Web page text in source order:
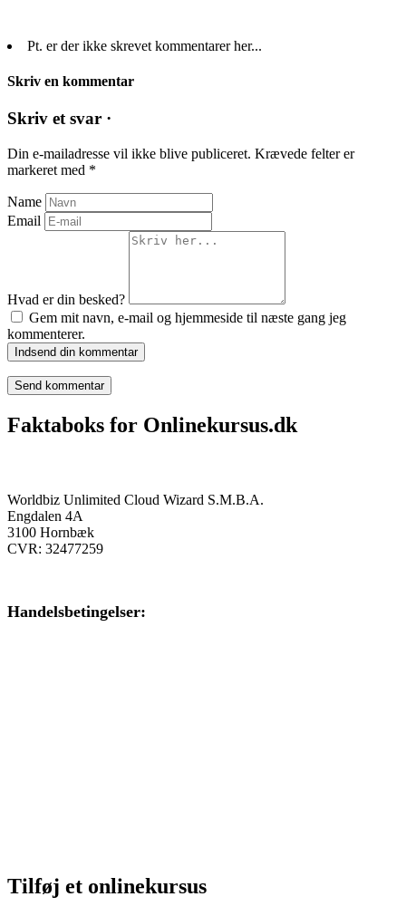
Pt. er der ikke skrevet kommentarer her...
Skriv en kommentar
Skriv et svar ·
Din e-mailadresse vil ikke blive publiceret. Krævede felter er
markeret med *
Name
Email
Hvad er din besked?
Gem mit navn, e-mail og hjemmeside til næste gang jeg
kommenterer.
Indsend din kommentar
Faktaboks for Onlinekursus.dk
Worldbiz Unlimited Cloud Wizard S.M.B.A.
Engdalen 4A
3100 Hornbæk
CVR: 32477259
Handelsbetingelser:
Tilføj et onlinekursus